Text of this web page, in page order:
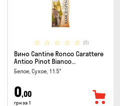
(0)
Вино Cantine Ronco Carattere
Antico Pinot Bianco
Chardonnay Rubicone IGT 0.25л
Белое, Сухое, 11.5°
0,00
грн за 1